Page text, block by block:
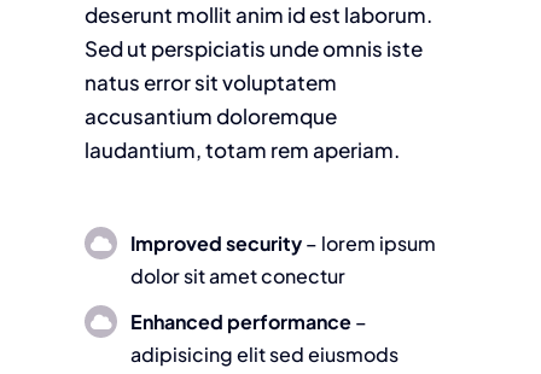
deserunt mollit anim id est laborum.
Sed ut perspiciatis unde omnis iste
natus error sit voluptatem
accusantium doloremque
laudantium, totam rem aperiam.
Improved security– lorem ipsum
dolor sit amet conectur
Enhanced performance–
adipisicing elit sed eiusmods